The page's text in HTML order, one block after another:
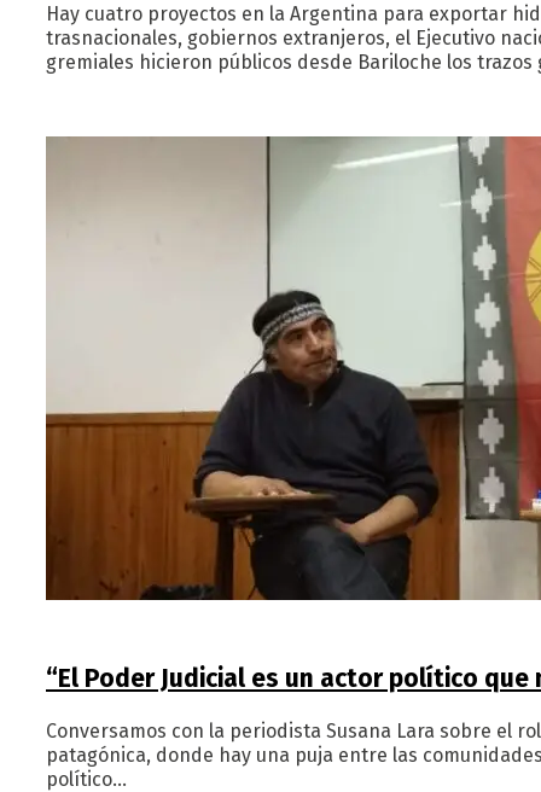
Hay cuatro proyectos en la Argentina para exportar
trasnacionales, gobiernos extranjeros, el Ejecutivo
gremiales hicieron públicos desde Bariloche los
“El Poder Judicial es un actor político
Conversamos con la periodista Susana Lara sobre el
patagónica, donde hay una puja entre las
político…